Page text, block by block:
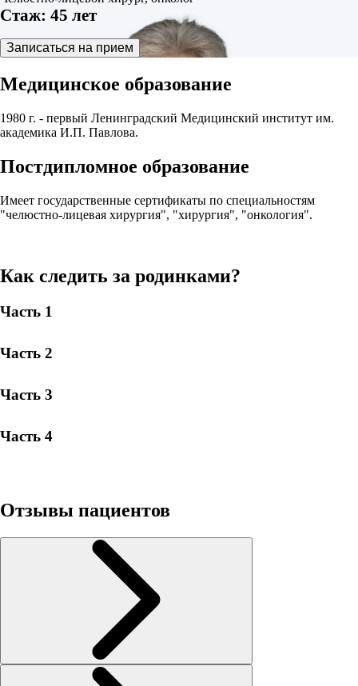
Стаж: 45 лет
Записаться на прием
Медицинское образование
1980 г. - первый Ленинградский Медицинский институт им.
академика И.П. Павлова.
Постдипломное образование
Имеет государственные сертификаты по специальностям
"челюстно-лицевая хирургия", "хирургия", "онкология".
Как следить за родинками?
Часть 1
Часть 2
Часть 3
Часть 4
Отзывы пациентов